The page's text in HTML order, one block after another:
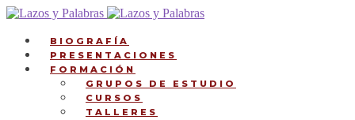
Ir
navegación
Ir
contenidoBIOGRAFÍA
PRESENTACIONES
FORMACIÓN
GRUPOS DE ESTUDIO
CURSOS
TALLERES